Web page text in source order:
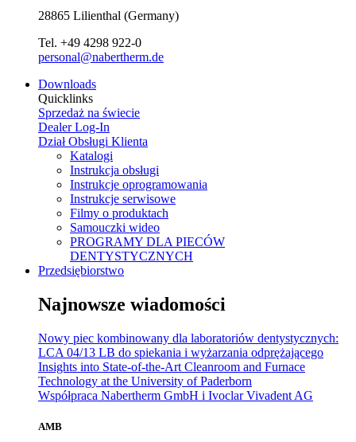
28865 Lilienthal (Germany)
Tel. +49 4298 922-0
personal@nabertherm.de
Downloads
Quicklinks
Sprzedaż na świecie
Dealer Log-In
Dział Obsługi Klienta
Katalogi
Instrukcja obsługi
Instrukcje oprogramowania
Instrukcje serwisowe
Filmy o produktach
Samouczki wideo
PROGRAMY DLA PIECÓW
DENTYSTYCZNYCH
Przedsiębiorstwo
Najnowsze wiadomości
Nowy piec kombinowany dla laboratoriów dentystycznych:
LCA 04/13 LB do spiekania i wyżarzania odprężającego
Insights into State-of-the-Art Cleanroom and Furnace
Technology at the University of Paderborn
Współpraca Nabertherm GmbH i Ivoclar Vivadent AG
AMB